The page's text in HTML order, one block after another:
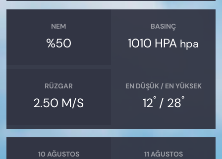
NEM
%50
BASINÇ
1010 HPA hpa
RÜZGAR
2.50 M/S
EN DÜŞÜK / EN YÜKSEK
12°/ 28°
10 AĞUSTOS 11 AĞUSTOS